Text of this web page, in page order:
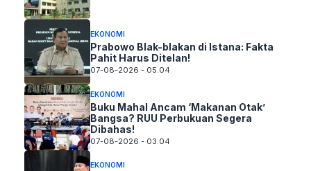
EKONOMI
Prabowo Blak-blakan di Istana: Fakta
Pahit Harus Ditelan!
07-08-2026 - 05.04
EKONOMI
Buku Mahal Ancam ‘Makanan Otak’
Bangsa? RUU Perbukuan Segera
Dibahas!
07-08-2026 - 03.04
EKONOMI